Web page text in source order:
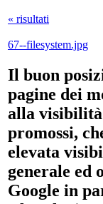
« risultati
67--filesystem.jpg
Il buon
pagine dei
alla
promossi,
elevata
generale ed
Google in